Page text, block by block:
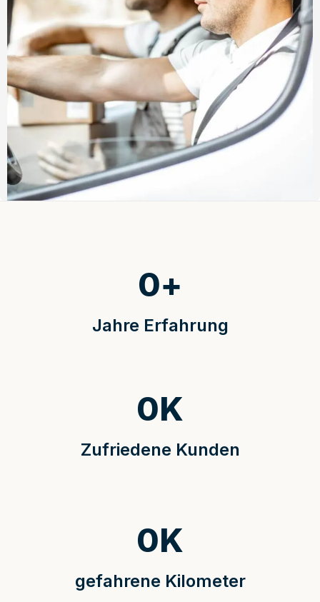
Jahre Erfahrung
0+
Zufriedene Kunden
0K
gefahrene Kilometer
0K